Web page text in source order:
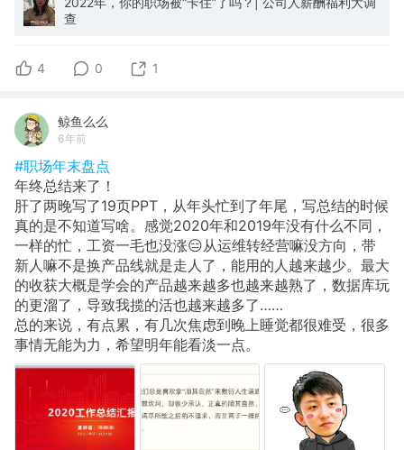
查
4 0 1
鲸鱼么么
6年前
#职场年末盘点
年终总结来了！
肝了两晚写了19页PPT，从年头忙到了年尾，写总结的时候
真的是不知道写啥。感觉2020年和2019年没有什么不同，
一样的忙，工资一毛也没涨😑从运维转经营嘛没方向，带
新人嘛不是换产品线就是走人了，能用的人越来越少。最大
的收获大概是学会的产品越来越多也越来越熟了，数据库玩
的更溜了，导致我揽的活也越来越多了……
总的来说，有点累，有几次焦虑到晚上睡觉都很难受，很多
事情无能为力，希望明年能看淡一点。